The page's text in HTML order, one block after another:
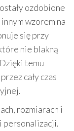
ozdobione
wzorem na
się przy
nie blakną
temu
cały czas
rozmiarach i
personalizacji.